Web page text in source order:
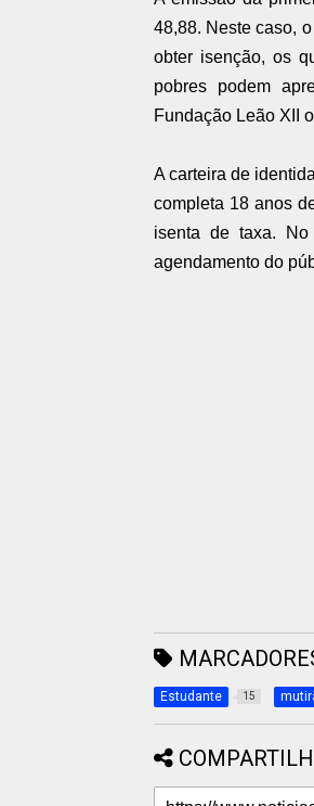
48,88. Neste caso,
obter isenção, os
pobres podem
Fundação Leão XII
A carteira de
completa 18 anos
isenta de taxa.
agendamento do
Estudante 15